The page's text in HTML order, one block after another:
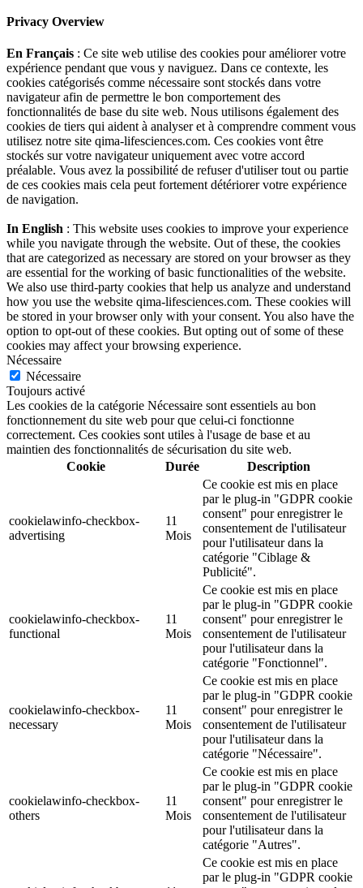
Privacy Overview
En Français : Ce site web utilise des cookies pour améliorer votre
expérience pendant que vous y naviguez. Dans ce contexte, les
cookies catégorisés comme nécessaire sont stockés dans votre
navigateur afin de permettre le bon comportement des
fonctionnalités de base du site web. Nous utilisons également des
cookies de tiers qui aident à analyser et à comprendre comment vous
utilisez notre site qima-lifesciences.com. Ces cookies vont être
stockés sur votre navigateur uniquement avec votre accord
préalable. Vous avez la possibilité de refuser d'utiliser tout ou partie
de ces cookies mais cela peut fortement détériorer votre expérience
de navigation.
In English : This website uses cookies to improve your experience
while you navigate through the website. Out of these, the cookies
that are categorized as necessary are stored on your browser as they
are essential for the working of basic functionalities of the website.
We also use third-party cookies that help us analyze and understand
how you use the website qima-lifesciences.com. These cookies will
be stored in your browser only with your consent. You also have the
option to opt-out of these cookies. But opting out of some of these
cookies may affect your browsing experience.
Nécessaire
Nécessaire
Toujours activé
Les cookies de la catégorie Nécessaire sont essentiels au bon
fonctionnement du site web pour que celui-ci fonctionne
correctement. Ces cookies sont utiles à l'usage de base et au
maintien des fonctionnalités de sécurisation du site web.
Cookie
Durée Description
cookielawinfo-checkbox-
advertising
11
Mois
Ce cookie est mis en place
par le plug-in "GDPR cookie
consent" pour enregistrer le
consentement de l'utilisateur
pour l'utilisateur dans la
catégorie "Ciblage &
Publicité".
cookielawinfo-checkbox-
functional
11
Mois
Ce cookie est mis en place
par le plug-in "GDPR cookie
consent" pour enregistrer le
consentement de l'utilisateur
pour l'utilisateur dans la
catégorie "Fonctionnel".
cookielawinfo-checkbox-
necessary
11
Mois
Ce cookie est mis en place
par le plug-in "GDPR cookie
consent" pour enregistrer le
consentement de l'utilisateur
pour l'utilisateur dans la
catégorie "Nécessaire".
cookielawinfo-checkbox-
others
11
Mois
Ce cookie est mis en place
par le plug-in "GDPR cookie
consent" pour enregistrer le
consentement de l'utilisateur
pour l'utilisateur dans la
catégorie "Autres".
Ce cookie est mis en place
par le plug-in "GDPR cookie